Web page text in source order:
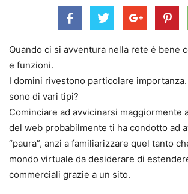
Quando ci si avventura nella rete é bene
e funzioni.
I domini rivestono particolare
sono di vari tipi?
Cominciare ad avvicinarsi maggiormente
del web probabilmente ti ha condotto ad
“paura”, anzi a familiarizzare quel tanto
mondo virtuale da desiderare di
commerciali grazie a un sito.